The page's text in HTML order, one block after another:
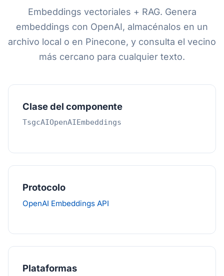
Embeddings vectoriales + RAG. Genera
embeddings con OpenAI, almacénalos en un
archivo local o en Pinecone, y consulta el vecino
más cercano para cualquier texto.
Clase del componente
TsgcAIOpenAIEmbeddings
Protocolo
OpenAI Embeddings API
Plataformas